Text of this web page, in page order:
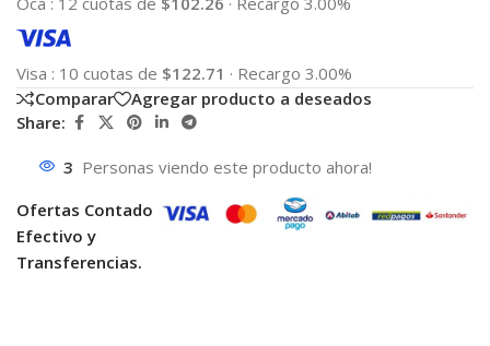
Visa : 10 cuotas de $122.71 · Recargo 3.00%
Comparar
Agregar producto a deseados
Share:
3 Personas viendo este producto ahora!
Ofertas Contado
Efectivo y
Transferencias.